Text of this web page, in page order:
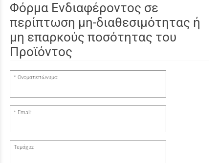
Φόρμα Ενδιαφέροντος σε
περίπτωση μη-διαθεσιμότητας ή
μη επαρκούς ποσότητας του
Προϊόντος
Ονοματεπώνυμο:
Email:
Τεμάχια: